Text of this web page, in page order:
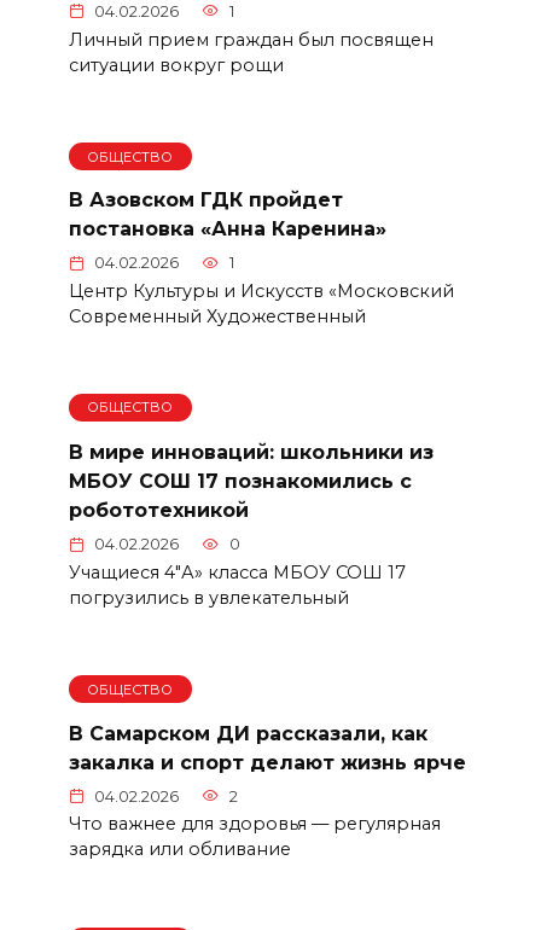
04.02.2026 1
Личный прием граждан был посвящен
ситуации вокруг рощи
ОБЩЕСТВО
В Азовском ГДК пройдет
постановка «Анна Каренина»
04.02.2026 1
Центр Культуры и Искусств «Московский
Современный Художественный
ОБЩЕСТВО
В мире инноваций: школьники из
МБОУ СОШ 17 познакомились с
робототехникой
04.02.2026 0
Учащиеся 4″А» класса МБОУ СОШ 17
погрузились в увлекательный
ОБЩЕСТВО
В Самарском ДИ рассказали, как
закалка и спорт делают жизнь ярче
04.02.2026 2
Что важнее для здоровья — регулярная
зарядка или обливание